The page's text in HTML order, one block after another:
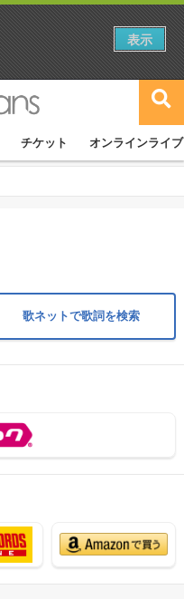
チケット オンラインライブ
歌ネットで歌詞を検索
表示